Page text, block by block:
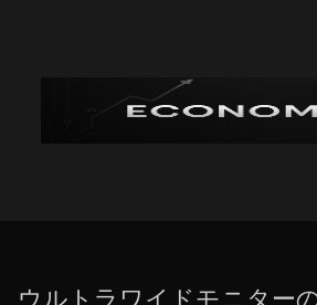
ウルトラワイドモニター